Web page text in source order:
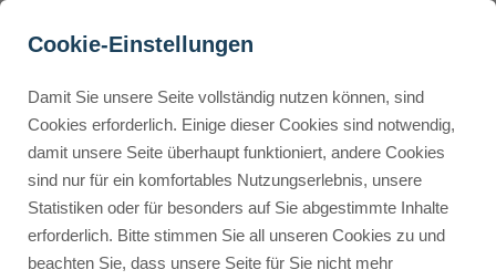
Buyer Personas erstellen
Landingpage optimieren
Convertri vs ClickFunnels:
Was ist besser?
Werbehinweis: Links mit Sternchen (*) sind Affiliate-Links. Kaufst
du darüber ein, erhalte ich eine Provision – ohne Mehrkosten für
dich.
Cookie-Einstellungen
Damit Sie unsere Seite vollständig nutzen können, sind
Cookies erforderlich. Einige dieser Cookies sind notwendig,
damit unsere Seite überhaupt funktioniert, andere Cookies
sind nur für ein komfortables Nutzungserlebnis, unsere
Statistiken oder für besonders auf Sie abgestimmte Inhalte
erforderlich. Bitte stimmen Sie all unseren Cookies zu und
beachten Sie, dass unsere Seite für Sie nicht mehr